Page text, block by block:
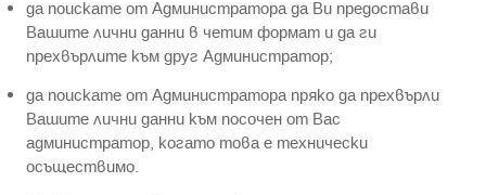
да поискате от Администратора да Ви предостави
Вашите лични данни в четим формат и да ги
прехвърлите към друг Администратор;
да поискате от Администратора пряко да прехвърли
Вашите лични данни към посочен от Вас
администратор, когато това е технически
осъществимо.